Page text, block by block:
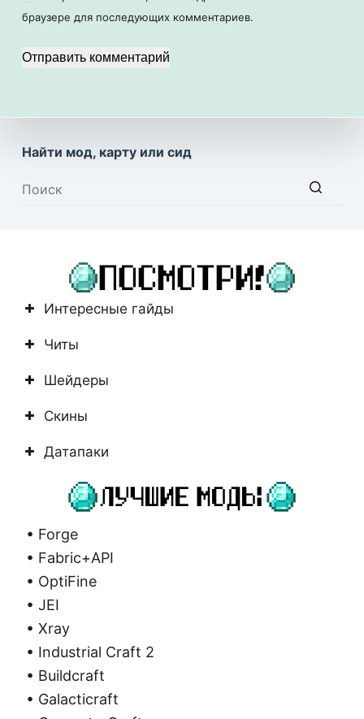
браузере для последующих комментариев.
Отправить комментарий
Найти мод, карту или сид
Интересные гайды
Читы
Шейдеры
Скины
Датапаки
• Forge
• Fabric+API
• OptiFine
• JEI
• Xray
• Industrial Craft 2
• Buildcraft
• Galacticraft